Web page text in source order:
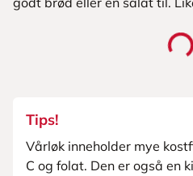
Tips!
Vårløk inneholder mye
C og folat. Den er også en